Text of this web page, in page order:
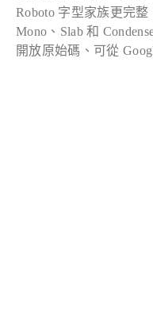
Roboto 字型家族更完
Mono、Slab 和
開放原始碼、可從